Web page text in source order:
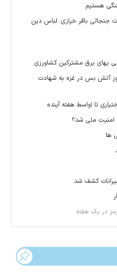
هستیم
جنجالی باقر خرازی: لباس دین
بهای برق مشترکین کشاورزی
۳۰۰ کودک طی ۳۰۰ روز آتش بس در غزه به شهادت
تا اواسط هفته آینده
امنیت ملی شد؟
کشف شد